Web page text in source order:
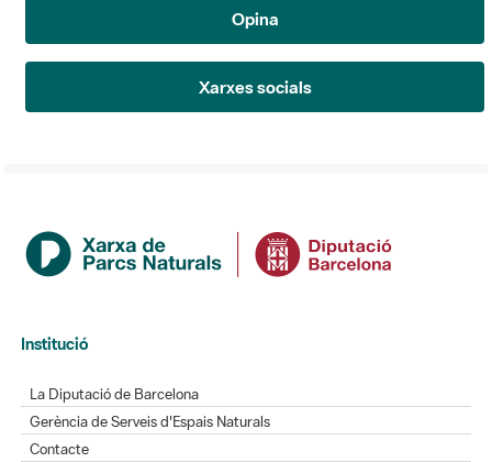
Opina
Xarxes socials
Institució
La Diputació de Barcelona
Gerència de Serveis d'Espais Naturals
Contacte